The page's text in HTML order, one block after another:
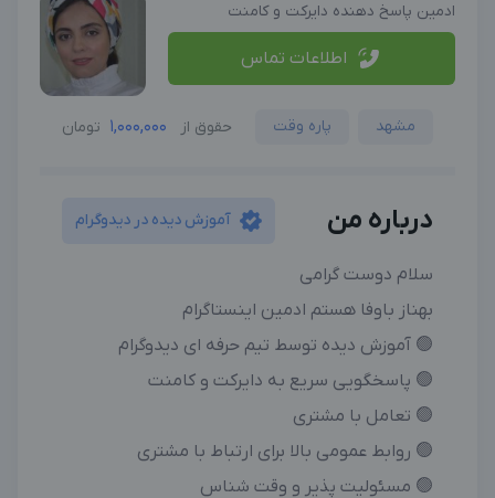
ادمین پاسخ دهنده دایرکت و کامنت
اطلاعات تماس
مشهد پاره وقت حقوق از 1,000,000 تومان
درباره من آموزش دیده در دیدوگرام
سلام دوست گرامی
بهناز باوفا هستم ادمین اینستاگرام
🟢 آموزش دیده توسط تیم حرفه ای دیدوگرام
🟢 پاسخگویی سریع به دایرکت و کامنت
🟢 تعامل با مشتری
🟢 روابط عمومی بالا برای ارتباط با مشتری
🟢 مسئولیت پذیر و وقت شناس